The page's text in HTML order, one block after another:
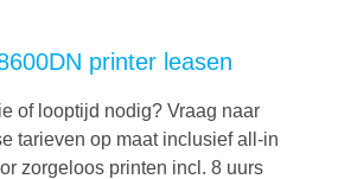
printer leasen
of looptijd nodig? Vraag naar
tarieven op maat inclusief all-in
zorgeloos printen incl. 8 uurs